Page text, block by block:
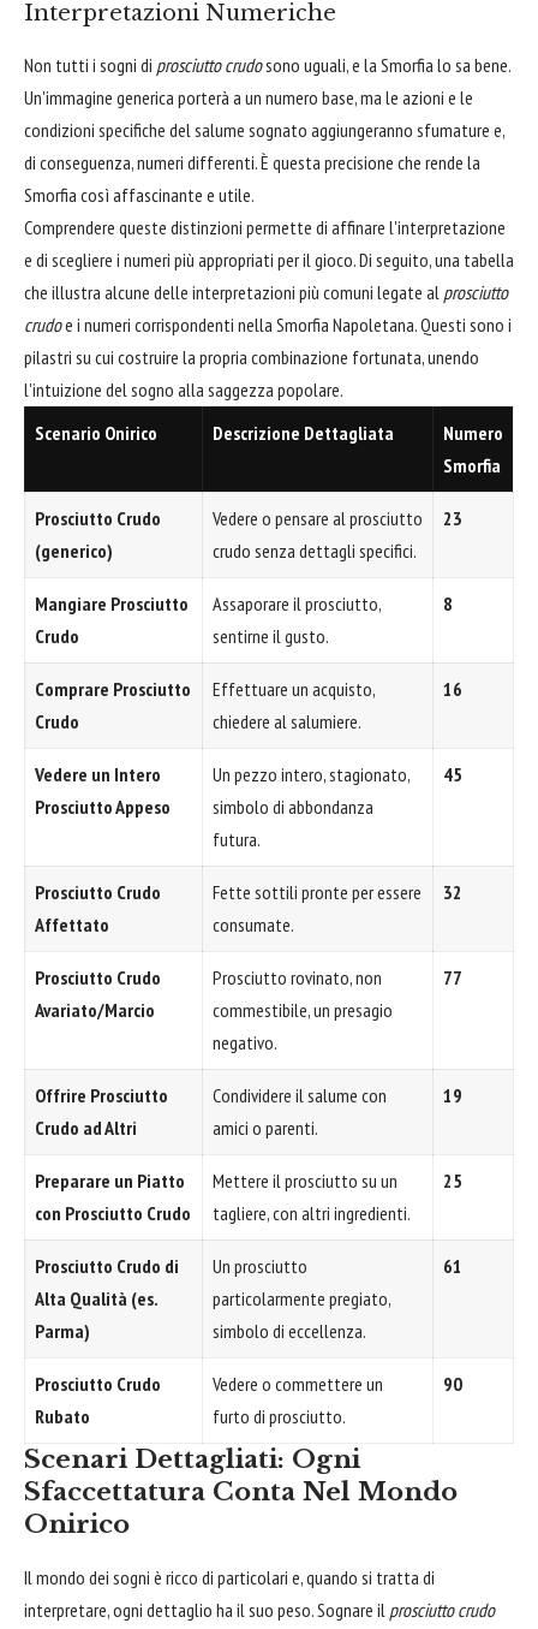
Interpretazioni Numeriche
Non tutti i sogni di prosciutto crudosono uguali, e la Smorfia lo sa bene.
Un'immagine generica porterà a un numero base, ma le azioni e le
condizioni specifiche del salume sognato aggiungeranno sfumature e,
di conseguenza, numeri differenti. È questa precisione che rende la
Smorfia così affascinante e utile.
Comprendere queste distinzioni permette di affinare l'interpretazione
e di scegliere i numeri più appropriati per il gioco. Di seguito, una tabella
che illustra alcune delle interpretazioni più comuni legate al prosciutto
crudoe i numeri corrispondenti nella Smorfia Napoletana. Questi sono i
pilastri su cui costruire la propria combinazione fortunata, unendo
l'intuizione del sogno alla saggezza popolare.
Scenario Onirico
Descrizione Dettagliata
Numero
Smorfia
Prosciutto Crudo
(generico)
Vedere o pensare al prosciutto
crudo senza dettagli specifici.
23
Mangiare Prosciutto
Crudo
Assaporare il prosciutto,
sentirne il gusto.
8
Comprare Prosciutto
Crudo
Effettuare un acquisto,
chiedere al salumiere.
16
Vedere un Intero
Prosciutto Appeso
Un pezzo intero, stagionato,
simbolo di abbondanza
futura.
45
Prosciutto Crudo
Affettato
Fette sottili pronte per essere
consumate.
32
Prosciutto Crudo
Avariato/Marcio
Prosciutto rovinato, non
commestibile, un presagio
negativo.
77
Offrire Prosciutto
Crudo ad Altri
Condividere il salume con
amici o parenti.
19
Preparare un Piatto
con Prosciutto Crudo
Mettere il prosciutto su un
tagliere, con altri ingredienti.
25
Prosciutto Crudo di
Alta Qualità (es.
Parma)
Un prosciutto
particolarmente pregiato,
simbolo di eccellenza.
61
Prosciutto Crudo
Rubato
Vedere o commettere un
furto di prosciutto.
90
Scenari Dettagliati: Ogni
Sfaccettatura Conta Nel Mondo
Onirico
Il mondo dei sogni è ricco di particolari e, quando si tratta di
interpretare, ogni dettaglio ha il suo peso. Sognare il prosciutto crudo